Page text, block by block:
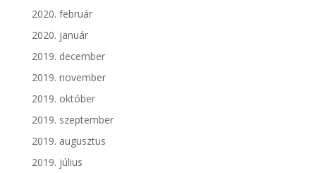
2020. február
2020. január
2019. december
2019. november
2019. október
2019. szeptember
2019. augusztus
2019. július